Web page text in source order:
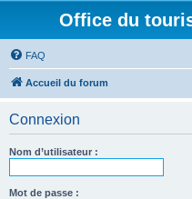
Office du
FAQ
Accueil du forum
Connexion
Nom d’utilisateur :
Mot de passe :